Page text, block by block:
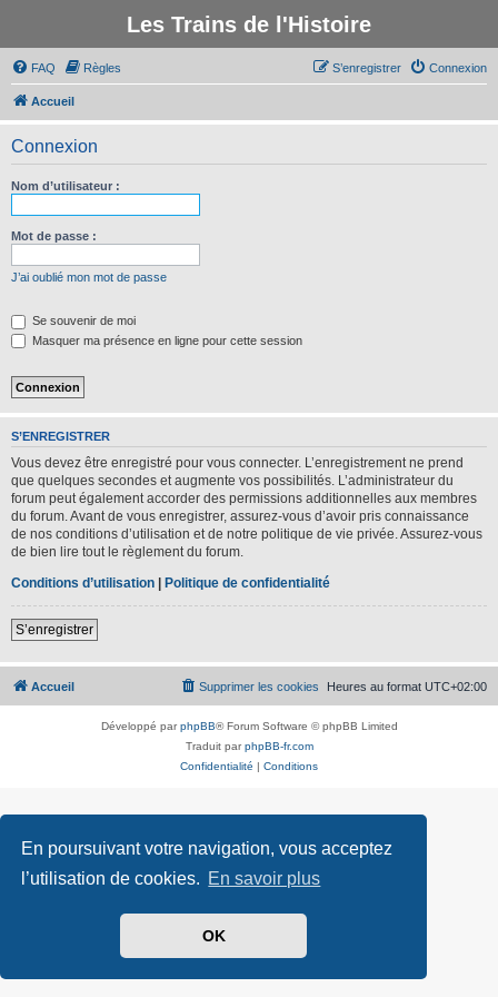
En poursuivant votre navigation, vous acceptez
l’utilisation de cookies. En savoir plus
OK
Les Trains de l'Histoire
FAQ Règles Connexion
S’enregistrer
Accueil
Connexion
Nom d’utilisateur :
Mot de passe :
J’ai oublié mon mot de passe
Se souvenir de moi
Masquer ma présence en ligne pour cette session
S’ENREGISTRER
Vous devez être enregistré pour vous connecter. L’enregistrement ne prend
que quelques secondes et augmente vos possibilités. L’administrateur du
forum peut également accorder des permissions additionnelles aux membres
du forum. Avant de vous enregistrer, assurez-vous d’avoir pris connaissance
de nos conditions d’utilisation et de notre politique de vie privée. Assurez-vous
de bien lire tout le règlement du forum.
Conditions d’utilisation | Politique de confidentialité
S’enregistrer
Accueil Heures au format UTC+02:00
Supprimer les cookies
Développé parphpBB® Forum Software © phpBB Limited
Traduit parphpBB-fr.com
Confidentialité | Conditions